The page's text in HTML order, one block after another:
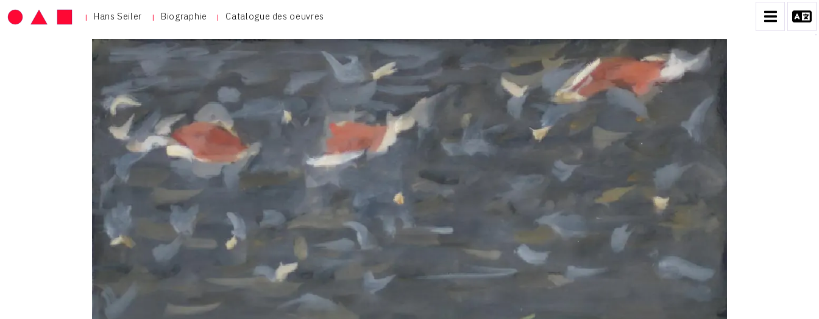
Hans Seiler Biographie Catalogue des oeuvres
VOL. 2 : LES GOUACHES
VOL. 3 : CRAYONS DE COULEUR ET FUSAINS
CONTACT